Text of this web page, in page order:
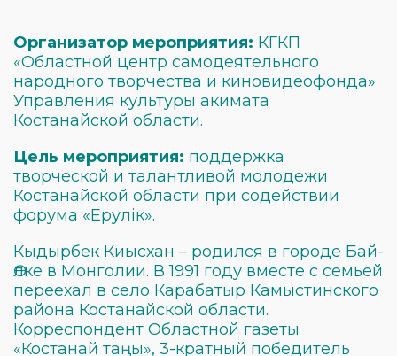
Организатор мероприятия: КГКП
«Областной центр самодеятельного
народного творчества и киновидеофонда»
Управления культуры акимата
Костанайской области.
Цель мероприятия: поддержка
творческой и талантливой молодежи
Костанайской области при содействии
форума «Ерулік».
Кыдырбек Киысхан – родился в городе Бай-
Өлке в Монголии. В 1991 году вместе с семьей
переехал в село Карабатыр Камыстинского
района Костанайской области.
Корреспондент Областной газеты
«Костанай таңы», 3-кратный победитель